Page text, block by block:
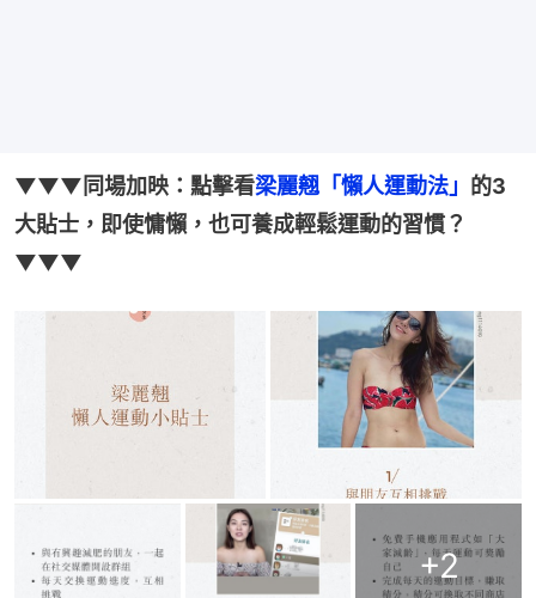
▼▼▼同場加映：點擊看梁麗翹「懶人運動法」 的3
大貼士，即使慵懶，也可養成輕鬆運動的習慣？
▼▼▼
+2